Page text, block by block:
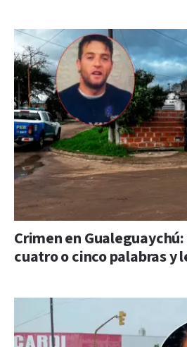
Crimen en
cuatro o cinco palabras y